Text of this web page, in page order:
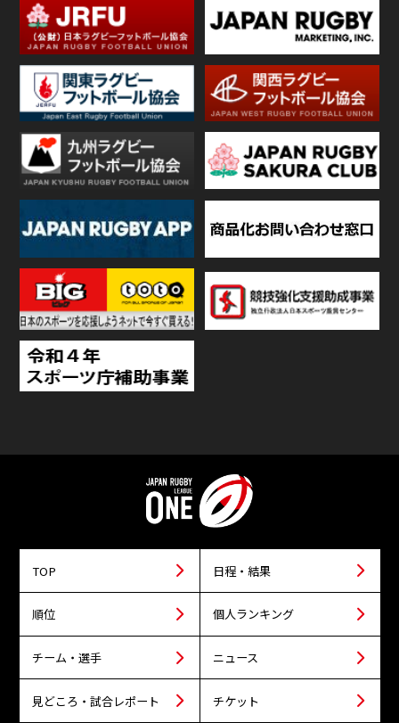
TOP 日程・結果
順位 個人ランキング
チーム・選手 ニュース
見どころ・試合レポート チケット